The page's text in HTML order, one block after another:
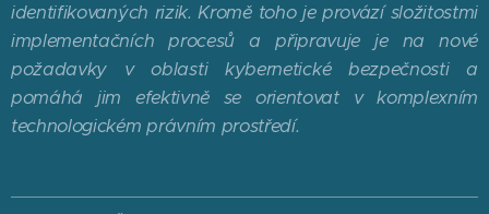
identifikovaných rizik. Kromě toho je provází složitostmi
implementačních procesů a připravuje je na nové
požadavky v oblasti kybernetické bezpečnosti a
pomáhá jim efektivně se orientovat v komplexním
technologickém právním prostředí.